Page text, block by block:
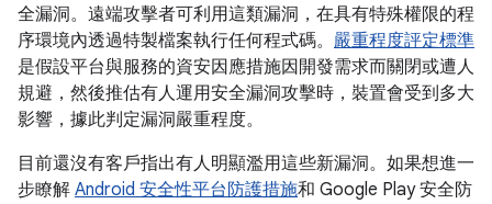
全漏洞。遠端攻擊者可利用這類漏洞，在具有特殊權限的程
序環境內透過特製檔案執行任何程式碼。 嚴重程度評定標準
是假設平台與服務的資安因應措施因開發需求而關閉或遭人
規避，然後推估有人運用安全漏洞攻擊時，裝置會受到多大
影響，據此判定漏洞嚴重程度。
目前還沒有客戶指出有人明顯濫用這些新漏洞。如果想進一
步瞭解 Android 安全性平台防護措施和 Google Play 安全防